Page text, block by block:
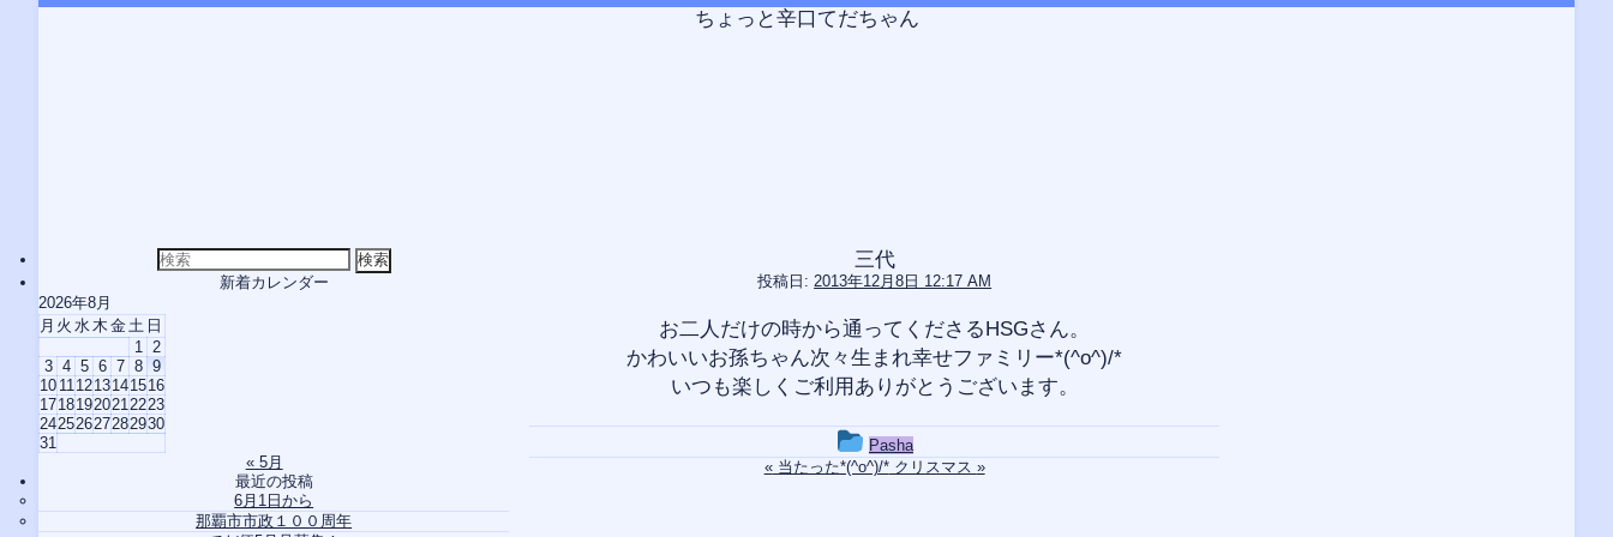
コ
ン
ちょっと辛口てだちゃん
三代
投稿日: 2013年12月8日 12:17 AM
お二人だけの時から通ってくださるHSGさん。
かわいいお孫ちゃん次々生まれ幸せファミリー*(^o^)/*
いつも楽しくご利用ありがとうございます。
投
稿
Pasha
«当たった*(^o^)/*クリスマス »
検
索
象:
新着カレンダー
2026年8月
月 火 水 木 金 土 日
1
2
3 4 5 6 7 8 9
10 11 1213141516
1718192021 2223
24252627282930
31
« 5月
最近の投稿
6月1日から
那覇市市政１００周年